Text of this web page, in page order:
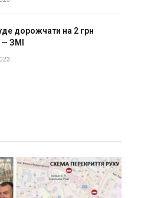
дорожчати на 2 грн
ЗМІ